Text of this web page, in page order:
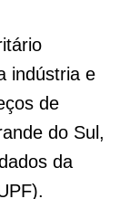
indústria e
de
do Sul,
da